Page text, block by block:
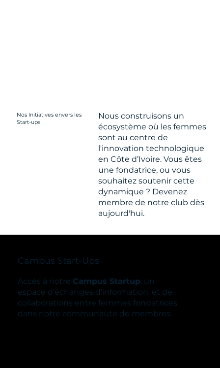
Campus Start-Ups
Accès à notre Campus Startup, un
espace d'échanges d'information, et de
collaborations entre femmes fondatrices
dans notre communauté de membres.
Nos Initiatives envers les
Start-ups
Nous construisons un
écosystème où les femmes
sont au centre de
l'innovation technologique
en Côte d’Ivoire. Vous êtes
une fondatrice, ou vous
souhaitez soutenir cette
dynamique ? Devenez
membre de notre club dès
aujourd'hui.